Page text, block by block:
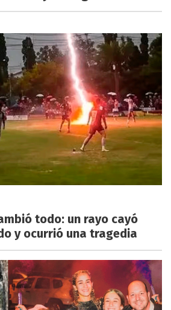
todo: un rayo cayó
y ocurrió una tragedia